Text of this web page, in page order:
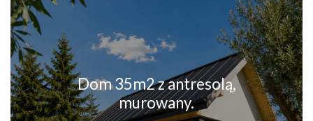
Dom 35m2 z antresolą,
murowany.